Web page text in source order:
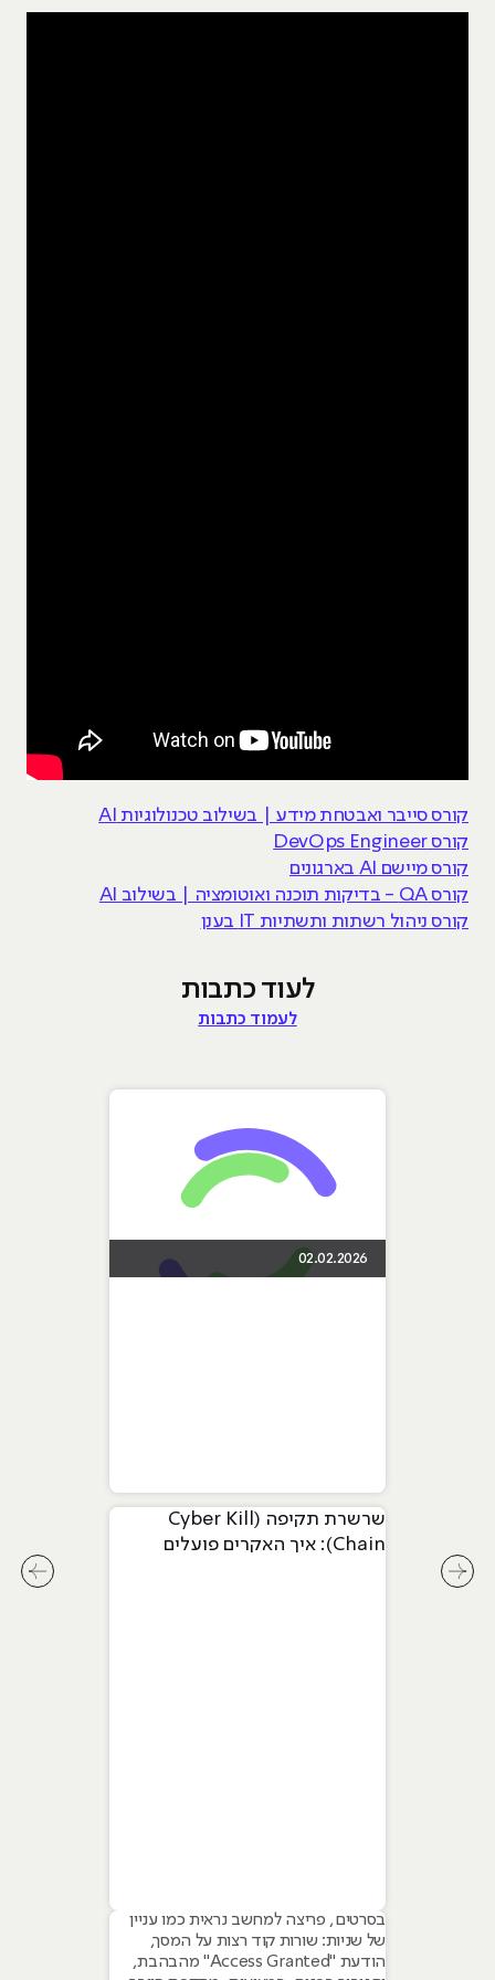
קורס סייבר ואבטחת מידע | בשילוב טכנולוגיות AI
קורס DevOps Engineer
קורס מיישם AI בארגונים
קורס QA - בדיקות תוכנה ואוטומציה | בשילוב AI
קורס ניהול רשתות ותשתיות IT בענן
לעוד כתבות
לעמוד כתבות
02.02.2026
שרשרת תקיפה (Cyber Kill
Chain): איך האקרים פועלים
בסרטים, פריצה למחשב נראית כמו עניין
של שניות: שורות קוד רצות על המסך,
הודעת "Access Granted" מהבהבת,
לחץ לחץ לשיקופית קודמת בסליידר מאמרים